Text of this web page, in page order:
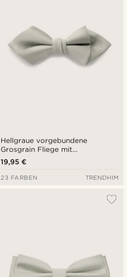
Hellgraue vorgebundene
Grosgrain Fliege mit
Diamantspitze
19,95 €
23 FARBEN TRENDHIM